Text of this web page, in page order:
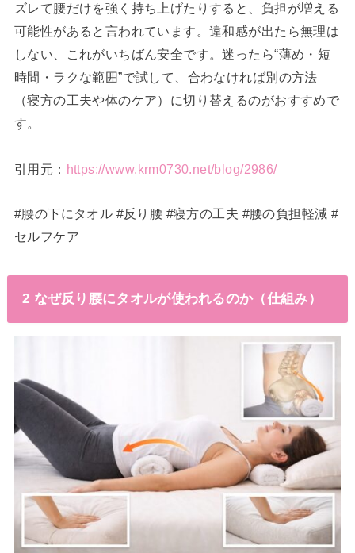
ズレて腰だけを強く持ち上げたりすると、負担が増える
可能性があると言われています。違和感が出たら無理は
しない、これがいちばん安全です。迷ったら“薄め・短
時間・ラクな範囲”で試して、合わなければ別の方法
（寝方の工夫や体のケア）に切り替えるのがおすすめで
す。
引用元： https://www.krm0730.net/blog/2986/
#腰の下にタオル #反り腰 #寝方の工夫 #腰の負担軽減 #
セルフケア
2 なぜ反り腰にタオルが使われるのか（仕組み）